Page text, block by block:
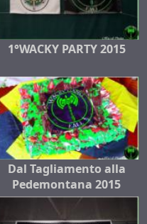
1°WACKY PARTY 2015
Dal Tagliamento alla
Pedemontana 2015